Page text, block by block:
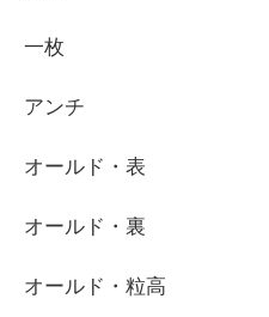
一枚
アンチ
オールド・表
オールド・裏
オールド・粒高